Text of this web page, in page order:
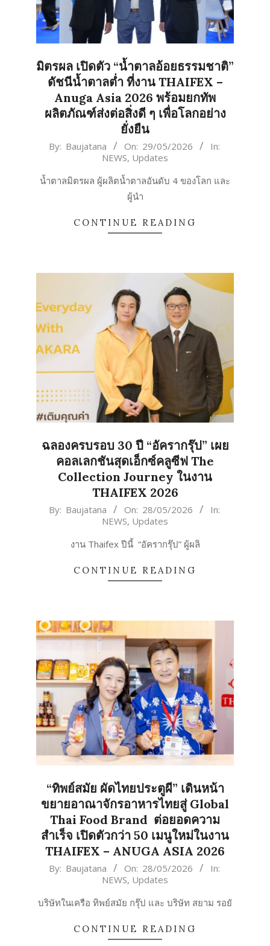
มิตรผล เปิดตัว “น้ำตาลอ้อยธรรมชาติ”
ดัชนีน้ำตาลต่ำ ที่งาน THAIFEX –
Anuga Asia 2026 พร้อมยกทัพ
ผลิตภัณฑ์ส่งต่อสิ่งดี ๆ เพื่อโลกอย่าง
ยั่งยืน
2026-
29
By: Baujatana On: 29/05/2026
In:
NEWS, Updates
น้ำตาลมิตรผล ผู้ผลิตน้ำตาลอันดับ 4 ของโลก และ
ผู้นำ
CONTINUE READING
ฉลองครบรอบ 30 ปี “อัครากรุ๊ป” เผย
คอลเลกชันสุดเอ็กซ์คลูซีฟ The
Collection Journey ในงาน
THAIFEX 2026
2026-
By: Baujatana On: 28/05/2026
In:
NEWS, Updates
งาน Thaifex ปีนี้ “อัครากรุ๊ป” ผู้ผลิ
CONTINUE READING
“ทิพย์สมัย ผัดไทยประตูผี” เดินหน้า
ขยายอาณาจักรอาหารไทยสู่ Global
Thai Food Brand ต่อยอดความ
สำเร็จ เปิดตัวกว่า 50 เมนูใหม่ในงาน
THAIFEX – ANUGA ASIA 2026
2026-
28
By: Baujatana On: 28/05/2026
In:
NEWS, Updates
บริษัทในเครือ ทิพย์สมัย กรุ๊ป และ บริษัท สยาม รอยั
CONTINUE READING